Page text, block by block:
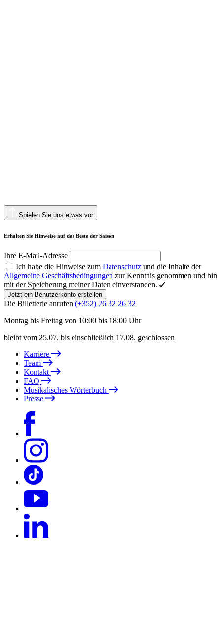
Spielen Sie uns etwas vor
Erhalten Sie Hinweise auf das Beste der Saison
Ihre E-Mail-Adresse
Ich habe die Hinweise zum Datenschutz und die Inhalte der
Allgemeine Geschäftsbedingungen zur Kenntnis genommen und bin
mit der Speicherung meiner Daten einverstanden.
Jetzt ein Benutzerkonto erstellen
Die Billetterie anrufen (+352) 26 32 26 32
Montag bis Freitag von 10:00 bis 18:00 Uhr
bleibt vom 25.07. bis einschließlich 17.08. geschlossen
Karriere
Team
Kontakt
FAQ
Musikalisches Wörterbuch
Presse